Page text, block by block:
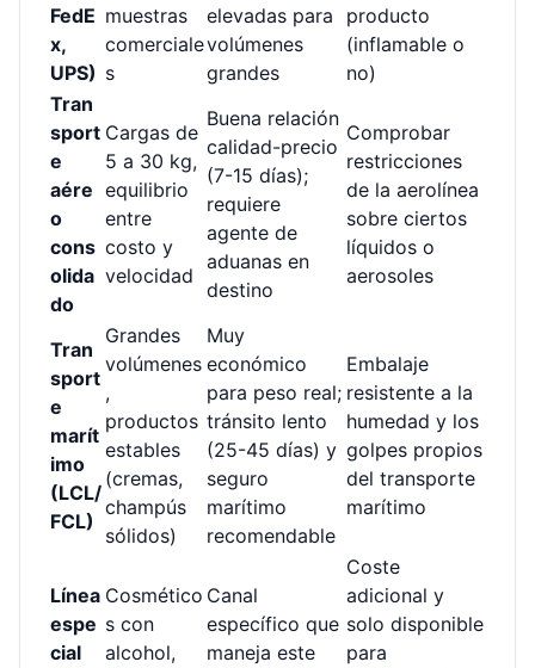
FedE
x,
UPS)
muestras
comerciale
s
elevadas para
volúmenes
grandes
producto
(inflamable o
no)
Tran
sport
e
aére
o
cons
olida
do
Cargas de
5 a 30 kg,
equilibrio
entre
costo y
velocidad
Buena relación
calidad-precio
(7-15 días);
requiere
agente de
aduanas en
destino
Comprobar
restricciones
de la aerolínea
sobre ciertos
líquidos o
aerosoles
Tran
sport
e
marít
imo
(LCL/
FCL)
Grandes
volúmenes
,
productos
estables
(cremas,
champús
sólidos)
Muy
económico
para peso real;
tránsito lento
(25-45 días) y
seguro
marítimo
recomendable
Embalaje
resistente a la
humedad y los
golpes propios
del transporte
marítimo
Línea
espe
cial
Cosmético
s con
alcohol,
Canal
específico que
maneja este
Coste
adicional y
solo disponible
para